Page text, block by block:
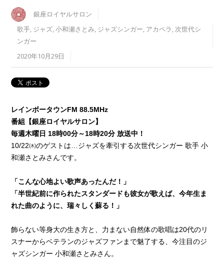
銀座ロイヤルサロン
歌手, ジャズ,小和瀬さとみ, ジャズシンガー, アカペラ, 次世代シ
ンガー
2020年10月29日
レインボータウンFM 88.5MHz
番組【銀座ロイヤルサロン】
毎週木曜日 18時00分～18時20分 放送中！
10/22㈭のゲストは…ジャズを牽引する次世代シンガー 歌手 小
和瀬さとみさんです。
「こんな心地よい歌声あったんだ！」
「半世紀前に作られたスタンダードも彼女が歌えば、今年生ま
れた曲のように、瑞々しく蘇る！」
飾らない等身大の生き方と、力まない自然体の歌唱は20代のリ
スナーからベテランのジャズファンまで魅了する、今注目のジ
ャズシンガー 小和瀬さとみさん。